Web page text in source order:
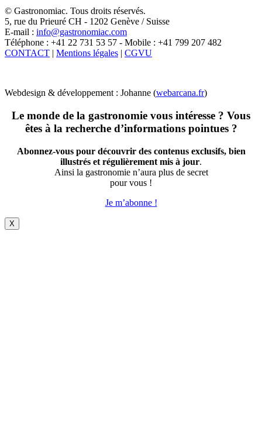
X
© Gastronomiac. Tous droits réservés.
5, rue du Prieuré CH - 1202 Genève / Suisse
E-mail : info@gastronomiac.com
Téléphone : +41 22 731 53 57 - Mobile : +41 799 207 482
CONTACT | Mentions légales | CGVU
Webdesign & développement : Johanne (webarcana.fr)
Le monde de la gastronomie vous intéresse ? Vous
êtes à la recherche d’informations pointues ?
Abonnez-vous pour découvrir des contenus exclusifs, bien
illustrés et régulièrement mis à jour.
Ainsi la gastronomie n’aura plus de secret
pour vous !
Je m’abonne !
X